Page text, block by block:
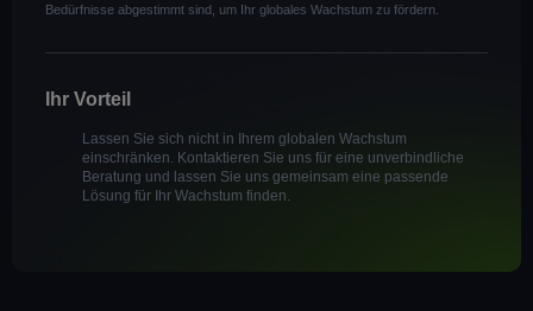
Bedürfnisse abgestimmt sind, um Ihr globales Wachstum zu fördern.
Ihr Vorteil
Lassen Sie sich nicht in Ihrem globalen Wachstum
einschränken. Kontaktieren Sie uns für eine unverbindliche
Beratung und lassen Sie uns gemeinsam eine passende
Lösung für Ihr Wachstum finden.